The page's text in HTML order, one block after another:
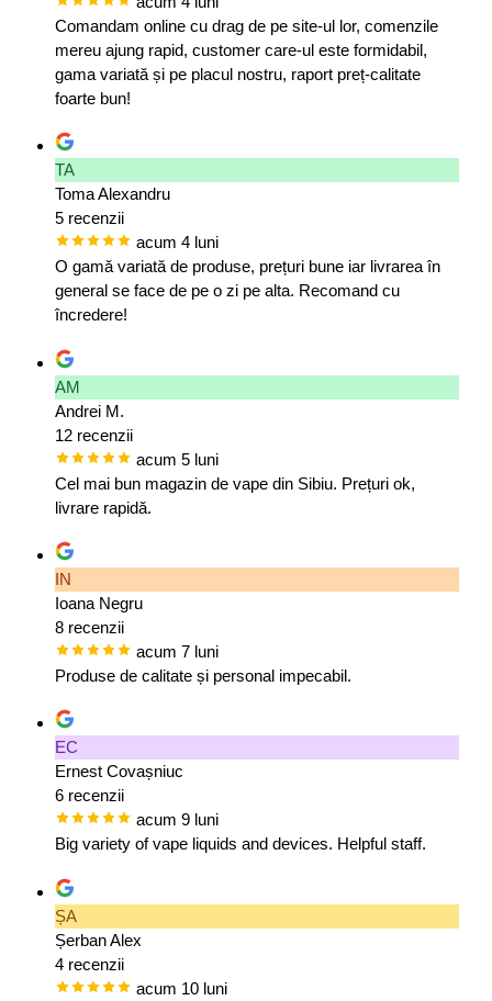
Comandam online cu drag de pe site-ul lor, comenzile
mereu ajung rapid, customer care-ul este formidabil,
gama variată și pe placul nostru, raport preț-calitate
foarte bun!
TA
Toma Alexandru
5 recenzii
acum 4 luni
O gamă variată de produse, prețuri bune iar livrarea în
general se face de pe o zi pe alta. Recomand cu
încredere!
AM
Andrei M.
12 recenzii
acum 5 luni
Cel mai bun magazin de vape din Sibiu. Prețuri ok,
livrare rapidă.
IN
Ioana Negru
8 recenzii
acum 7 luni
Produse de calitate și personal impecabil.
EC
Ernest Covașniuc
6 recenzii
acum 9 luni
Big variety of vape liquids and devices. Helpful staff.
ȘA
Șerban Alex
4 recenzii
acum 10 luni